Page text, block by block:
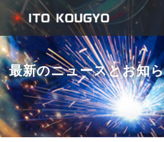
最新のニュースとお知